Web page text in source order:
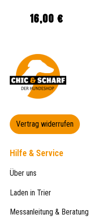
Regulärer Preis:
16,00 €
Vertrag widerrufen
Hilfe & Service
Über uns
Laden in Trier
Messanleitung & Beratung